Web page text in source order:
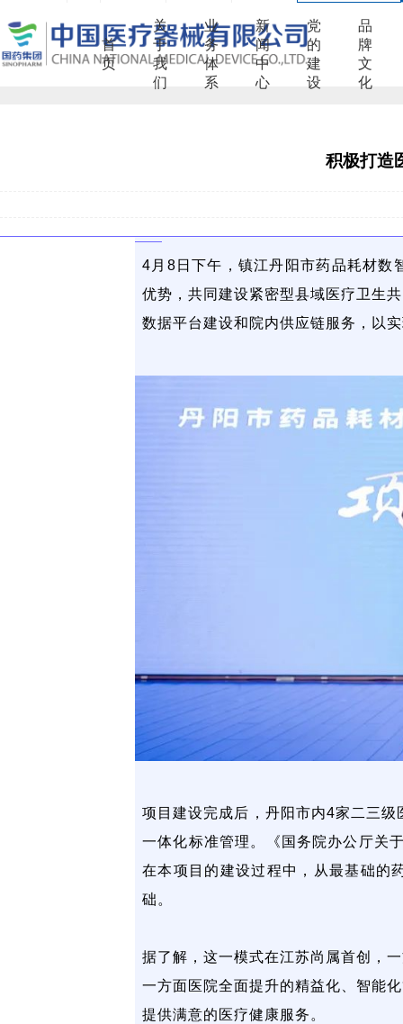
首
页
关
于
我
们
业
务
体
系
新
闻
中
心
党
的
建
设
品
牌
文
化
积极打造
4月8日下午，镇江丹阳市药品耗材数
优势，共同建设紧密型县域医疗卫生
数据平台建设和院内供应链服务，以
项目建设完成后，丹阳市内4家二三
一体化标准管理。《国务院办公厅关
在本项目的建设过程中，从最基础的
础。
据了解，这一模式在江苏尚属首创，
一方面医院全面提升的精益化、智能
提供满意的医疗健康服务。